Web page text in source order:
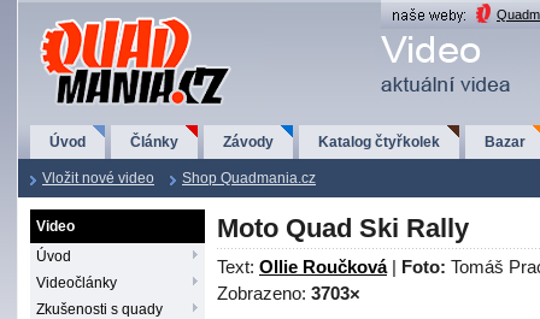
QuadMania.cz
Úvod Články Závody Katalog čtyřkolek Bazar
Vložit nové video Shop Quadmania.cz
Video
Úvod
Videočlánky
Zkušenosti s quady
Moto Quad Ski Rally
Text: Ollie Roučková| Foto: Tomáš
Zobrazeno: 3703×